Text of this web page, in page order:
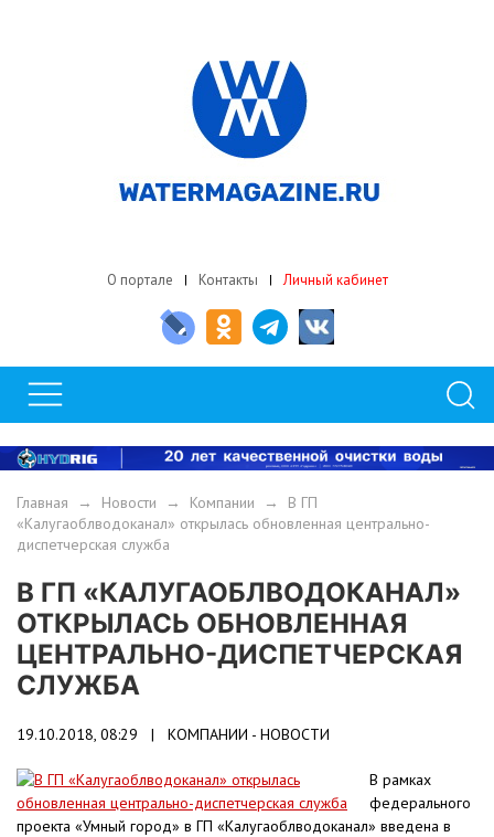
О портале Контакты Личный кабинет
Главная → Новости → Компании → В ГП
«Калугаоблводоканал» открылась обновленная центрально-
диспетчерская служба
В ГП «КАЛУГАОБЛВОДОКАНАЛ»
ОТКРЫЛАСЬ ОБНОВЛЕННАЯ
ЦЕНТРАЛЬНО-ДИСПЕТЧЕРСКАЯ
СЛУЖБА
19.10.2018, 08:29 | КОМПАНИИ - НОВОСТИ
В рамках
федерального
проекта «Умный город» в ГП «Калугаоблводоканал» введена в